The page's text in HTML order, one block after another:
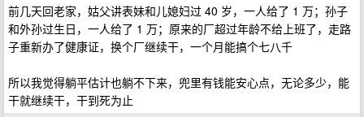
前几天回老家，姑父讲表妹和儿媳妇过 40 岁，一人给了 1 万；孙子
和外孙过生日，一人给了 1 万；原来的厂超过年龄不给上班了，走路
子重新办了健康证，换个厂继续干，一个月能搞个七八千
所以我觉得躺平估计也躺不下来，兜里有钱能安心点，无论多少，能
干就继续干，干到死为止